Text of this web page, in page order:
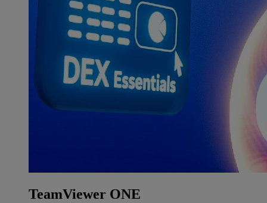
TeamViewer ONE